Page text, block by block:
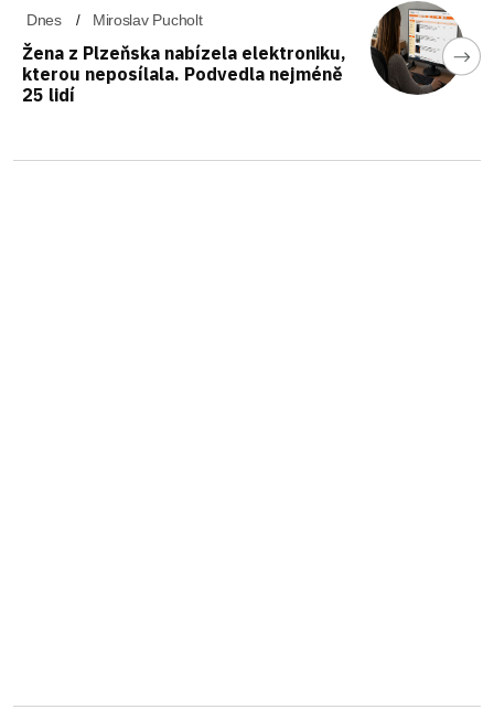
Dnes Miroslav Pucholt
Žena z Plzeňska nabízela elektroniku,
kterou neposílala. Podvedla nejméně
25 lidí